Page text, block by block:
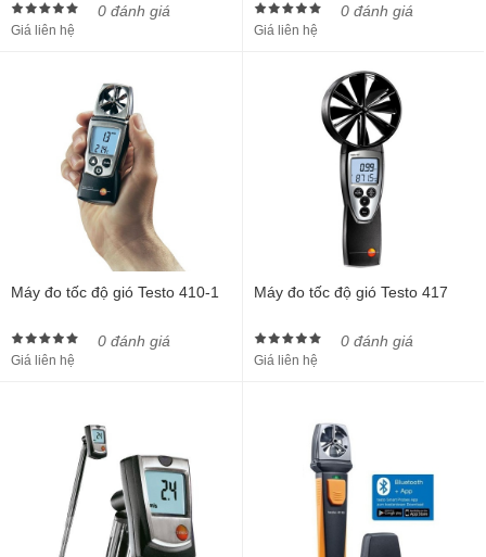
0 đánh giá
Giá liên hệ
0 đánh giá
Giá liên hệ
Máy đo tốc độ gió Testo 410-1
0 đánh giá
Giá liên hệ
Máy đo tốc độ gió Testo 417
0 đánh giá
Giá liên hệ